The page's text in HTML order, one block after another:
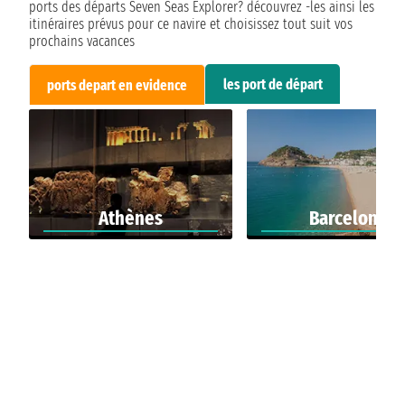
ports des départs Seven Seas Explorer? découvrez -les ainsi les
itinéraires prévus pour ce navire et choisissez tout suit vos
prochains vacances
ports depart en evidence les port de départ
Athènes Barcelone